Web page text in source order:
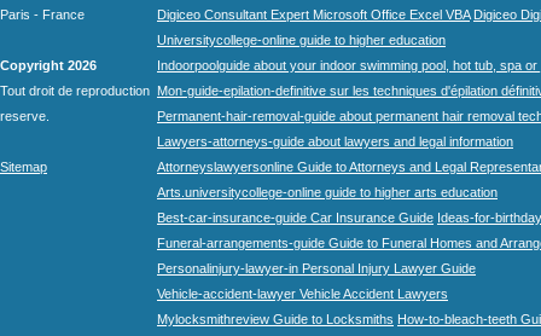
Paris - France
Copyright 2026
Tout droit de reproduction
reserve.
Sitemap
Digiceo Consultant Expert Microsoft Office Excel VBA Digiceo
Universitycollege-online guide to higher education
Indoorpoolguide about your indoor swimming pool, hot tub, spa
Mon-guide-epilation-definitive sur les techniques d'épilation
Permanent-hair-removal-guide about permanent hair removal
Lawyers-attorneys-guide about lawyers and legal information
Attorneyslawyersonline Guide to Attorneys and Legal
Arts.universitycollege-online guide to higher arts education
Best-car-insurance-guide Car Insurance Guide Ideas-for-
Funeral-arrangements-guide Guide to Funeral Homes and
Personalinjury-lawyer-in Personal Injury Lawyer Guide
Vehicle-accident-lawyer Vehicle Accident Lawyers
Mylocksmithreview Guide to Locksmiths How-to-bleach-teeth